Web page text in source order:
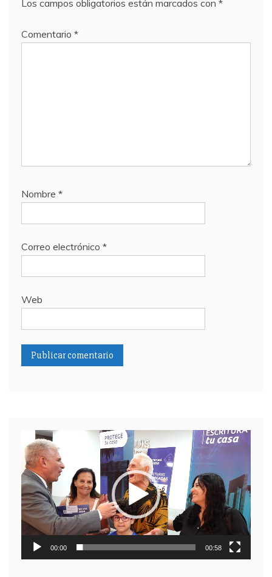
Los campos obligatorios están marcados con *
Comentario *
Nombre *
Correo electrónico *
Web
Reproductor
de
video
00:00 00:58